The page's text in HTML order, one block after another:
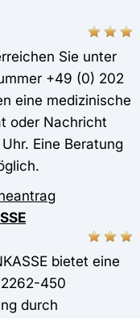
Sie unter
+49 (0) 202
eine medizinische
oder Nachricht
Eine Beratung
bietet eine
450
durch